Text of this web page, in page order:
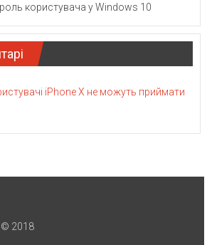
користувача у Windows 10
iPhone X не можуть приймати
2018